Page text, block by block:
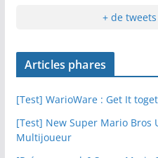
+ de tweets
Articles phares
[Test] WarioWare : Get It
[Test] New Super Mario Bros
Multijoueur